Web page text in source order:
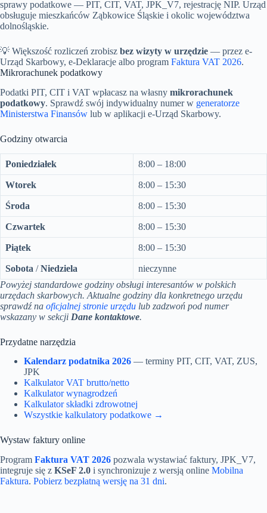
sprawy podatkowe — PIT, CIT, VAT, JPK_V7, rejestrację NIP. Urząd
obsługuje mieszkańców Ząbkowice Śląskie i okolic województwa
dolnośląskie.
💡 Większość rozliczeń zrobisz bez wizyty w urzędzie — przez e-
Urząd Skarbowy, e-Deklaracje albo program Faktura VAT 2026.
Mikrorachunek podatkowy
Podatki PIT, CIT i VAT wpłacasz na własny mikrorachunek
podatkowy. Sprawdź swój indywidualny numer w generatorze
Ministerstwa Finansów lub w aplikacji e-Urząd Skarbowy.
Godziny otwarcia
Poniedziałek 8:00 – 18:00
Wtorek 8:00 – 15:30
Środa 8:00 – 15:30
Czwartek 8:00 – 15:30
Piątek 8:00 – 15:30
Sobota /Niedziela
nieczynne
Powyżej standardowe godziny obsługi interesantów w polskich
urzędach skarbowych. Aktualne godziny dla konkretnego urzędu
sprawdź na oficjalnej stronie urzędu lub zadzwoń pod numer
wskazany w sekcji Dane kontaktowe.
Przydatne narzędzia
Kalendarz podatnika 2026 — terminy PIT, CIT, VAT, ZUS,
JPK
Kalkulator VAT brutto/netto
Kalkulator wynagrodzeń
Kalkulator składki zdrowotnej
Wszystkie kalkulatory podatkowe →
Wystaw faktury online
Program Faktura VAT 2026 pozwala wystawiać faktury, JPK_V7,
integruje się z KSeF 2.0 i synchronizuje z wersją online Mobilna
Faktura. Pobierz bezpłatną wersję na 31 dni.